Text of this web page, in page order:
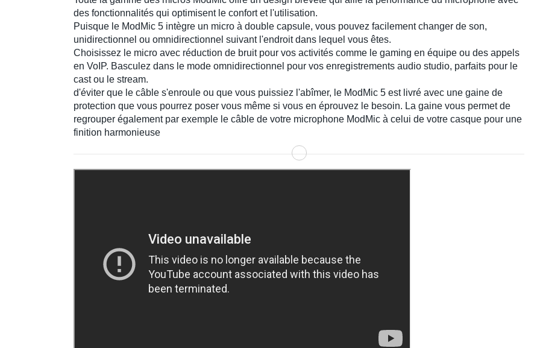
des fonctionnalités qui optimisent le confort et l'utilisation.
Puisque le ModMic 5 intègre un micro à double capsule, vous pouvez facilement changer de son,
unidirectionnel ou omnidirectionnel suivant l'endroit dans lequel vous êtes.
Choisissez le micro avec réduction de bruit pour vos activités comme le gaming en équipe ou des appels
en VoIP. Basculez dans le mode omnidirectionnel pour vos enregistrements audio studio, parfaits pour le
cast ou le stream.
d'éviter que le câble s'enroule ou que vous puissiez l'abîmer, le ModMic 5 est livré avec une gaine de
protection que vous pourrez poser vous même si vous en éprouvez le besoin. La gaine vous permet de
regrouper également par exemple le câble de votre microphone ModMic à celui de votre casque pour une
finition harmonieuse